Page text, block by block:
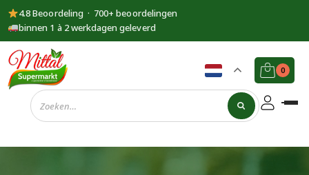
4.8 Beoordeling · 700+ beoordelingen
binnen 1 à 2 werkdagen geleverd
Supermarkt
Mittal
0